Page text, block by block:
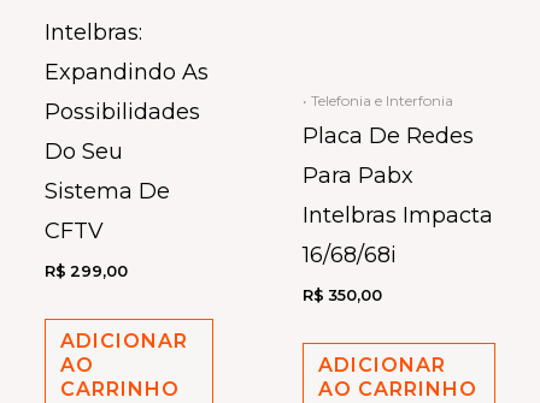
Intelbras:
Expandindo As
Possibilidades
Do Seu
Sistema De
CFTV
R$ 299,00
ADICIONAR
AO
CARRINHO
• Telefonia e Interfonia
Placa De Redes
Para Pabx
Intelbras Impacta
16/68/68i
R$ 350,00
ADICIONAR
AO CARRINHO